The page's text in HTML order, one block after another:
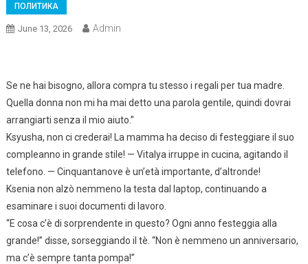
ПОЛИТИКА
June 13, 2026 Admin
Se ne hai bisogno, allora compra tu stesso i regali per tua madre.
Quella donna non mi ha mai detto una parola gentile, quindi dovrai
arrangiarti senza il mio aiuto.”
Ksyusha, non ci crederai! La mamma ha deciso di festeggiare il suo
compleanno in grande stile! — Vitalya irruppe in cucina, agitando il
telefono. — Cinquantanove è un’età importante, d’altronde!
Ksenia non alzò nemmeno la testa dal laptop, continuando a
esaminare i suoi documenti di lavoro.
“E cosa c’è di sorprendente in questo? Ogni anno festeggia alla
grande!” disse, sorseggiando il tè. “Non è nemmeno un anniversario,
ma c’è sempre tanta pompa!”